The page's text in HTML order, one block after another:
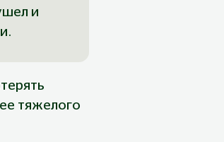
и
тяжелого